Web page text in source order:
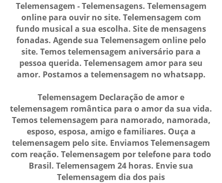
Telemensagem - Telemensagens. Telemensagem
online para ouvir no site. Telemensagem com
fundo musical a sua escolha. Site de mensagens
fonadas. Agende sua Telemensagem online pelo
site. Temos telemensagem aniversário para a
pessoa querida. Telemensagem amor para seu
amor. Postamos a telemensagem no whatsapp.
Telemensagem Declaração de amor e
telemensagem romântica para o amor da sua vida.
Temos telemensagem para namorado, namorada,
esposo, esposa, amigo e familiares. Ouça a
telemensagem pelo site. Enviamos Telemensagem
com reação. Telemensagem por telefone para todo
Brasil. Telemensagem 24 horas. Envie sua
Telemensagem dia dos pais